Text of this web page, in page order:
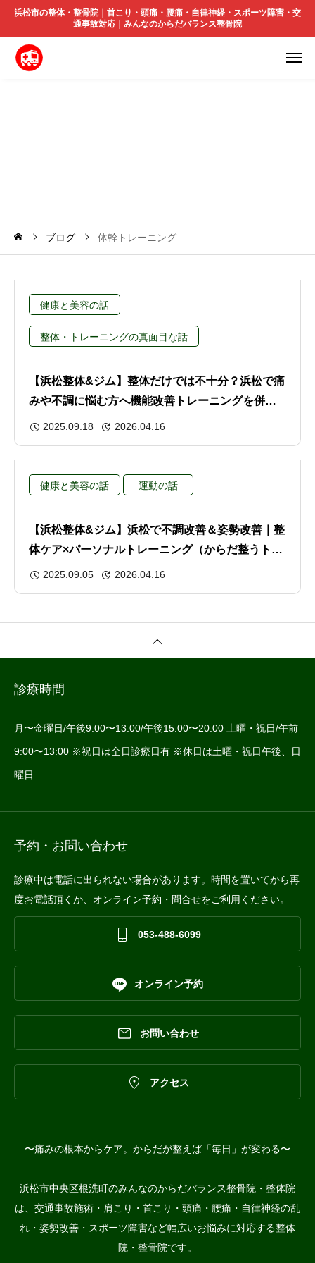
浜松市の整体・整骨院｜首こり・頭痛・腰痛・自律神経・スポーツ障害・交
通事故対応｜みんなのからだバランス整骨院
ブログ 体幹トレーニング
健康と美容の話
整体・トレーニングの真面目な話
【浜松整体&ジム】整体だけでは不十分？浜松で痛
みや不調に悩む方へ機能改善トレーニングを併用
した施術のススメ
2025.09.18 2026.04.16
健康と美容の話 運動の話
【浜松整体&ジム】浜松で不調改善＆姿勢改善｜整
体ケア×パーソナルトレーニング（からだ整うト
レ・動けるからだトレ)
2025.09.05 2026.04.16
診療時間
月〜金曜日/午後9:00〜13:00/午後15:00〜20:00 土曜・祝日/午前
9:00〜13:00 ※祝日は全日診療日有 ※休日は土曜・祝日午後、日
曜日
予約・お問い合わせ
診療中は電話に出られない場合があります。時間を置いてから再
度お電話頂くか、オンライン予約・問合せをご利用ください。
 053-488-6099
 オンライン予約
 お問い合わせ
 アクセス
〜痛みの根本からケア。からだが整えば「毎日」が変わる〜
浜松市中央区根洗町のみんなのからだバランス整骨院・整体院
は、交通事故施術・肩こり・首こり・頭痛・腰痛・自律神経の乱
れ・姿勢改善・スポーツ障害など幅広いお悩みに対応する整体
院・整骨院です。